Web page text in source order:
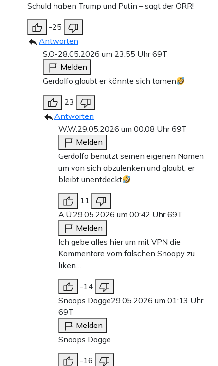
Schuld haben Trump und Putin – sagt der ÖRR!
-25
Antworten
S.O-28.05.2026 um 23:55 Uhr69T
Melden
Gerdolfo glaubt er könnte sich tarnen
23
Antworten
W.W.29.05.2026 um 00:08 Uhr69T
Melden
Gerdolfo benutzt seinen eigenen Namen
um von sich abzulenken und glaubt, er
bleibt unentdeckt
11
A.Ü.29.05.2026 um 00:42 Uhr69T
Melden
Ich gebe alles hier um mit VPN die
Kommentare vom falschen Snoopy zu
liken…
-14
Snoops Dogge29.05.2026 um 01:13 Uhr
69T
Melden
Snoops Dogge
-16